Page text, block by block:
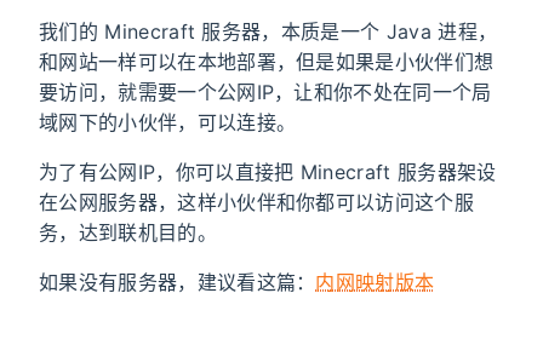
我们的 Minecraft 服务器，本质是一个 Java 进程，
和网站一样可以在本地部署，但是如果是小伙伴们想
要访问，就需要一个公网IP，让和你不处在同一个局
域网下的小伙伴，可以连接。
为了有公网IP，你可以直接把 Minecraft 服务器架设
在公网服务器，这样小伙伴和你都可以访问这个服
务，达到联机目的。
如果没有服务器，建议看这篇： 内网映射版本